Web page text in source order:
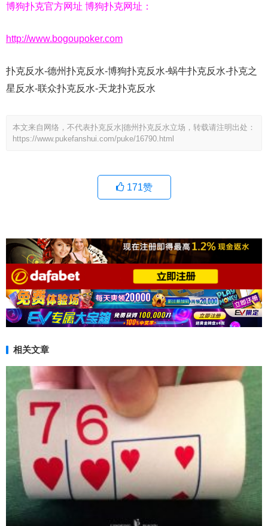
博狗扑克官方网址 博狗扑克网址：
http://www.bogoupoker.com
扑克反水-德州扑克反水-博狗扑克反水-蜗牛扑克反水-扑克之
星反水-联众扑克反水-天龙扑克反水
本文来自网络，不代表扑克反水|德州扑克反水立场，转载请注明出处：
https://www.pukefanshui.com/puke/16790.html
171赞
相关文章